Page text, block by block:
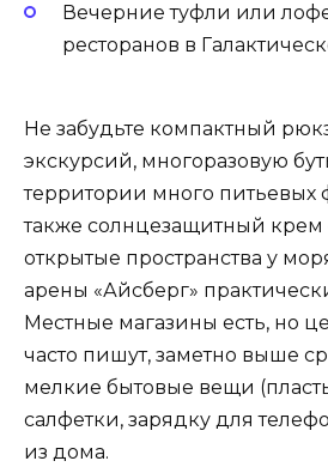
Вечерние туфли или
ресторанов в
Не забудьте компактный
экскурсий, многоразовую
территории много питьевых
также солнцезащитный крем
открытые пространства у
арены «Айсберг»
Местные магазины есть, но
часто пишут, заметно выше
мелкие бытовые вещи
салфетки, зарядку для
из дома.